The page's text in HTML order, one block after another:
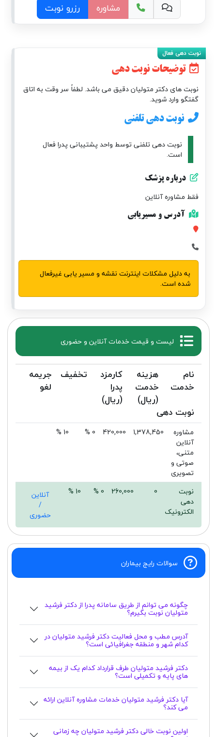
مشاوره رزرو نوبت
توضیحات نوبت دهی
نوبت های دکتر متولیان دقیق می باشد. لطفاً سر وقت به اتاق
گفتگو وارد شوید.
نوبت دهی تلفنی
نوبت دهی تلفنی توسط واحد پشتیبانی پدرا فعال
است.
درباره پزشک
فقط مشاوره آنلاین
آدرس و مسیریابی
به دلیل مشکلات اینترنت نقشه و مسیر یابی غیرفعال
شده است.
لیست و قیمت خدمات آنلاین و حضوری
نام
خدمت
هزینه
خدمت
(ریال)
کارمزد
پدرا
(ریال)
تخفیف
جریمه
لغو
نوبت دهی
مشاوره
آنلاین
متنی،
صوتی و
تصویری
1,378,450
420,000
0 %
10 %
نوبت
دهی
الکترونیک
0
260,000
0 %
10 %
آنلاین
/
حضوری
سوالات رایج بیماران
چگونه می توانم از طریق سامانه پدرا از دکتر فرشید
متولیان نوبت بگیرم؟
آدرس مطب و محل فعالیت دکتر فرشید متولیان در
کدام شهر و منطقه جغرافیائی است؟
دکتر فرشید متولیان طرف قرارداد کدام یک از بیمه
های پایه و تکمیلی است؟
آیا دکتر فرشید متولیان خدمات مشاوره آنلاین ارائه
می کند؟
اولین نوبت خالی دکتر فرشید متولیان چه زمانی